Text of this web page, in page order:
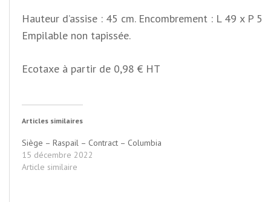
Hauteur d’assise : 45 cm. Encombrement : L 49 x P
Empilable non tapissée.
Ecotaxe à partir de 0,98 € HT
Articles similaires
Siège – Raspail – Contract – Columbia
15 décembre 2022
Article similaire